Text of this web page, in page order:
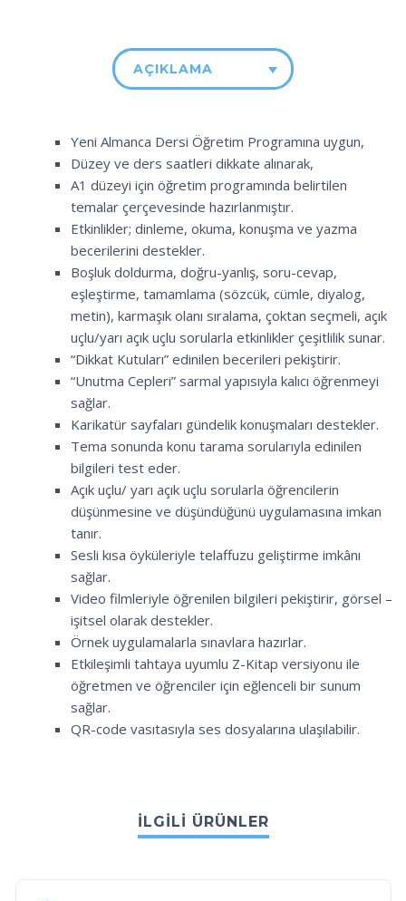
AÇIKLAMA
Yeni Almanca Dersi Öğretim Programına uygun,
Düzey ve ders saatleri dikkate alınarak,
A1 düzeyi için öğretim programında belirtilen
temalar çerçevesinde hazırlanmıştır.
Etkinlikler; dinleme, okuma, konuşma ve yazma
becerilerini destekler.
Boşluk doldurma, doğru-yanlış, soru-cevap,
eşleştirme, tamamlama (sözcük, cümle, diyalog,
metin), karmaşık olanı sıralama, çoktan seçmeli, açık
uçlu/yarı açık uçlu sorularla etkinlikler çeşitlilik sunar.
“Dikkat Kutuları” edinilen becerileri pekiştirir.
“Unutma Cepleri” sarmal yapısıyla kalıcı öğrenmeyi
sağlar.
Karikatür sayfaları gündelik konuşmaları destekler.
Tema sonunda konu tarama sorularıyla edinilen
bilgileri test eder.
Açık uçlu/ yarı açık uçlu sorularla öğrencilerin
düşünmesine ve düşündüğünü uygulamasına imkan
tanır.
Sesli kısa öyküleriyle telaffuzu geliştirme imkânı
sağlar.
Video filmleriyle öğrenilen bilgileri pekiştirir, görsel –
işitsel olarak destekler.
Örnek uygulamalarla sınavlara hazırlar.
Etkileşimli tahtaya uyumlu Z-Kitap versiyonu ile
öğretmen ve öğrenciler için eğlenceli bir sunum
sağlar.
QR-code vasıtasıyla ses dosyalarına ulaşılabilir.
İLGILI ÜRÜNLER